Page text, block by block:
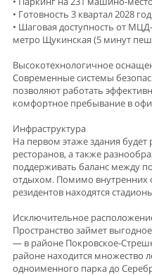
• Готовность 3 квартал 2028 год
• Шаговая доступность от
метро Щукинская (5 минут
Высокотехнологичное
Современные системы
позволяют работать
комфортное пребывание в
Инфраструктура
На первом этаже здания будет
ресторанов, а также
поддерживать баланс между
отдыхом. Помимо внутренних
резидентов находятся
Исключительное
Пространство займет
— в районе Покровское-
районе находится множество
одноименного парка до